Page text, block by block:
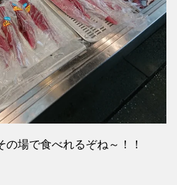
場で食べれるぞね～！！